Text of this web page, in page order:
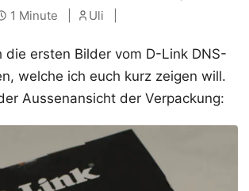
1 Minute Uli
die ersten Bilder vom D-Link DNS-
welche ich euch kurz zeigen will.
Aussenansicht der Verpackung: